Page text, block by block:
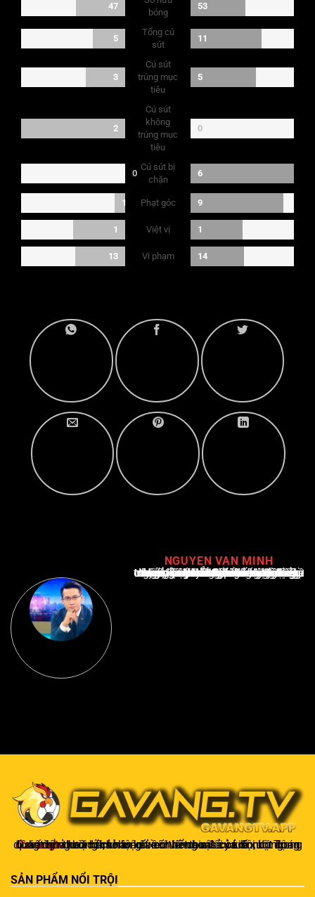
47
bóng
53
5
Tổng cú
sút
11
3
Cú sút
trúng mục
tiêu
5
2
Cú sút
không
trúng mục
tiêu
0
0
Cú sút bị
chặn
6
1 Phạt góc 9
1 Việt vị 1
13 Vi phạm 14
NGUYEN VAN MINH
Nguyễn Văn Minh là một trong những chuyên gia hàng đầu về báo cáo tin tức thể thao tại Việt Nam, với hơn 10 năm hoạt động trong ngành. Ông có kiến thức sâu rộng và kinh nghiệm đáng kể trong việc phân tích và báo cáo về các sự kiện thể thao hàng đầu. Sự hiểu biết sâu sắc của ông về ngành này đã giúp ông xây dựng uy tín và danh tiếng trong cộng đồng báo chí thể thao.
Gavangtv
không chỉ là nơi xem bóng mà còn là một cộng đồng để người hâm mộ kết nối và trao đổi cảm xúc. Trong quá trình theo dõi, khán giả có thể chia sẻ ý kiến, dự đoán kết quả hoặc thảo luận về chiến thuật của đội bóng.
SẢN PHẨM NỔI TRỘI